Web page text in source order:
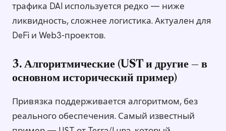
трафика DAI используется редко — ниже
ликвидность, сложнее логистика. Актуален для
DeFi и Web3-проектов.
3. Алгоритмические (UST и другие — в
основном исторический пример)
Привязка поддерживается алгоритмом, без
реального обеспечения. Самый известный